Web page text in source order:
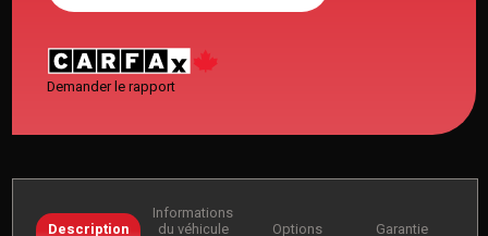
Demander le rapport
Description
Informations
du véhicule
Options Garantie